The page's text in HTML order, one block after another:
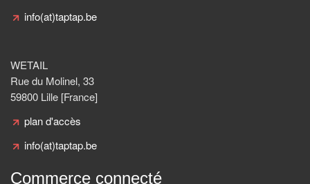
info(at)taptap.be
WETAIL
Rue du Molinel, 33
59800 Lille [France]
plan d'accès
info(at)taptap.be
Commerce connecté